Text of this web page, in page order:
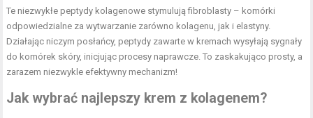
Te niezwykłe peptydy kolagenowe stymulują fibroblasty – komórki
odpowiedzialne za wytwarzanie zarówno kolagenu, jak i elastyny.
Działając niczym posłańcy, peptydy zawarte w kremach wysyłają sygnały
do komórek skóry, inicjując procesy naprawcze. To zaskakująco prosty, a
zarazem niezwykle efektywny mechanizm!
Jak wybrać najlepszy krem z kolagenem?